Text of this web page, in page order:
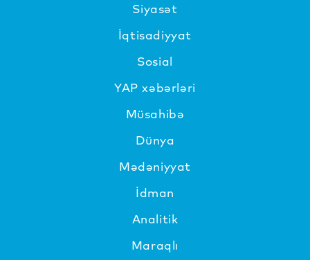
Siyasət
İqtisadiyyat
Sosial
YAP xəbərləri
Müsahibə
Dünya
Mədəniyyat
İdman
Analitik
Maraqlı